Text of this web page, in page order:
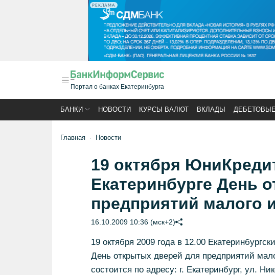
РЕКЛАМА
Портал о банках Екатеринбурга
БАНКИ НОВОСТИ КУРСЫ ВАЛЮТ ВКЛАДЫ
Главная Новости
19 октября
Екатеринбурге День
предприятий малого
16.10.2009 10:36 (мск+2)
19 октября 2009 года в 12.00
День открытых дверей для предприятий
состоится по адресу: г. Екатеринбург, ул.